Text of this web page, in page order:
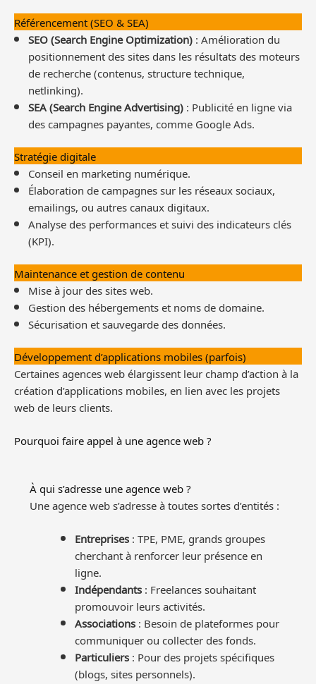
Référencement (SEO & SEA)
SEO (Search Engine Optimization): Amélioration du
positionnement des sites dans les résultats des moteurs
de recherche (contenus, structure technique,
netlinking).
SEA (Search Engine Advertising): Publicité en ligne via
des campagnes payantes, comme Google Ads.
Stratégie digitale
Conseil en marketing numérique.
Élaboration de campagnes sur les réseaux sociaux,
emailings, ou autres canaux digitaux.
Analyse des performances et suivi des indicateurs clés
(KPI).
Maintenance et gestion de contenu
Mise à jour des sites web.
Gestion des hébergements et noms de domaine.
Sécurisation et sauvegarde des données.
Développement d’applications mobiles (parfois)
Certaines agences web élargissent leur champ d’action à la
création d’applications mobiles, en lien avec les projets
web de leurs clients.
Pourquoi faire appel à une agence web ?
À qui s’adresse une agence web ?
Une agence web s’adresse à toutes sortes d’entités :
Entreprises: TPE, PME, grands groupes
cherchant à renforcer leur présence en
ligne.
Indépendants: Freelances souhaitant
promouvoir leurs activités.
Associations: Besoin de plateformes pour
communiquer ou collecter des fonds.
Particuliers: Pour des projets spécifiques
(blogs, sites personnels).